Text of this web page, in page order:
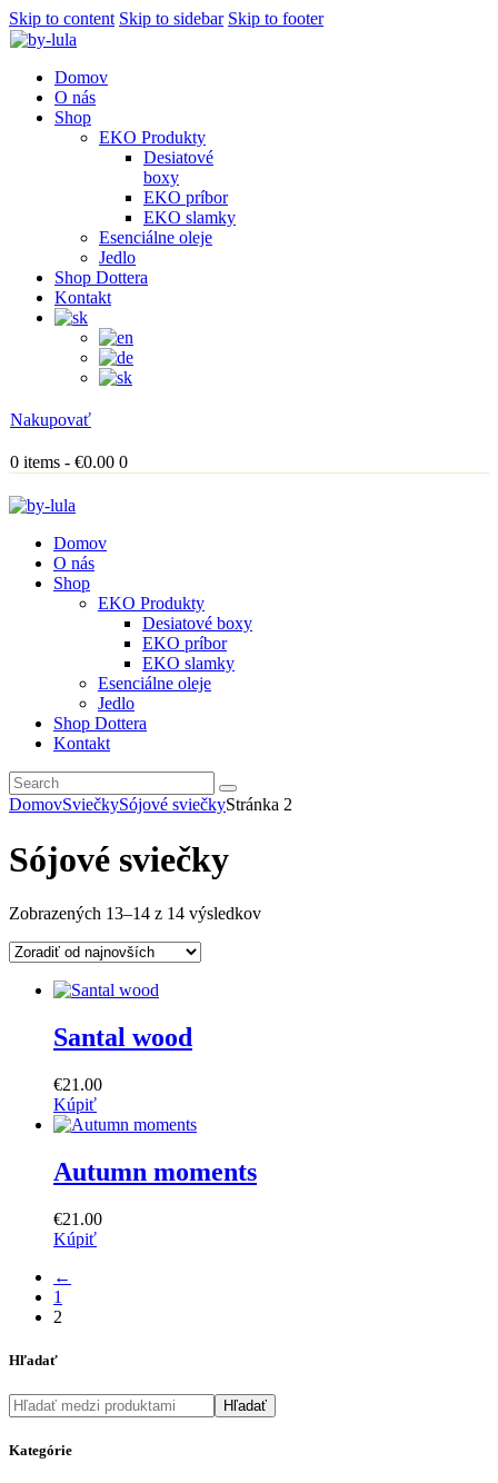
Skip to content Skip to sidebar Skip to footer
Domov
O nás
Shop
EKO Produkty
Desiatové
boxy
EKO príbor
EKO slamky
Esenciálne oleje
Jedlo
Shop Dottera
Kontakt
Nakupovať
0 items - €0.00 0
Domov
O nás
Shop
EKO Produkty
Desiatové boxy
EKO príbor
EKO slamky
Esenciálne oleje
Jedlo
Shop Dottera
Kontakt
DomovSviečkySójové sviečkyStránka 2
Sójové sviečky
Zobrazených 13–14 z 14 výsledkovZoradené
Santal wood
€21 .00
Kúpiť
Autumn moments
€21 .00
Kúpiť
←
1
2
Hľadať
Hľadať
Kategórie